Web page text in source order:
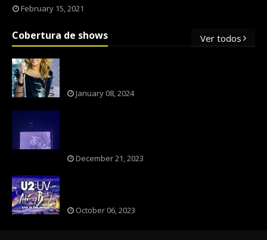
February 15, 2021
Cobertura de shows Ver todos
January 08, 2024
December 21, 2023
October 06, 2023